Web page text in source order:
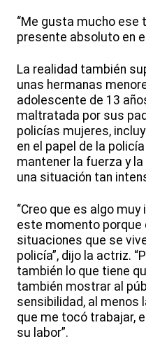
“Me gusta mucho ese
presente absoluto en
La realidad también
unas hermanas
adolescente de 13
maltratada por sus
policías mujeres,
en el papel de la
mantener la fuerza y
una situación tan
“Creo que es algo
este momento porque
situaciones que se
policía”, dijo la actriz.
también lo que tiene
también mostrar al
sensibilidad, al menos
que me tocó trabajar,
su labor”.